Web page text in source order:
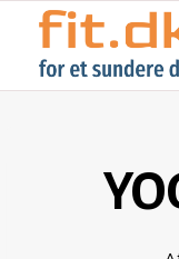
Skip
content